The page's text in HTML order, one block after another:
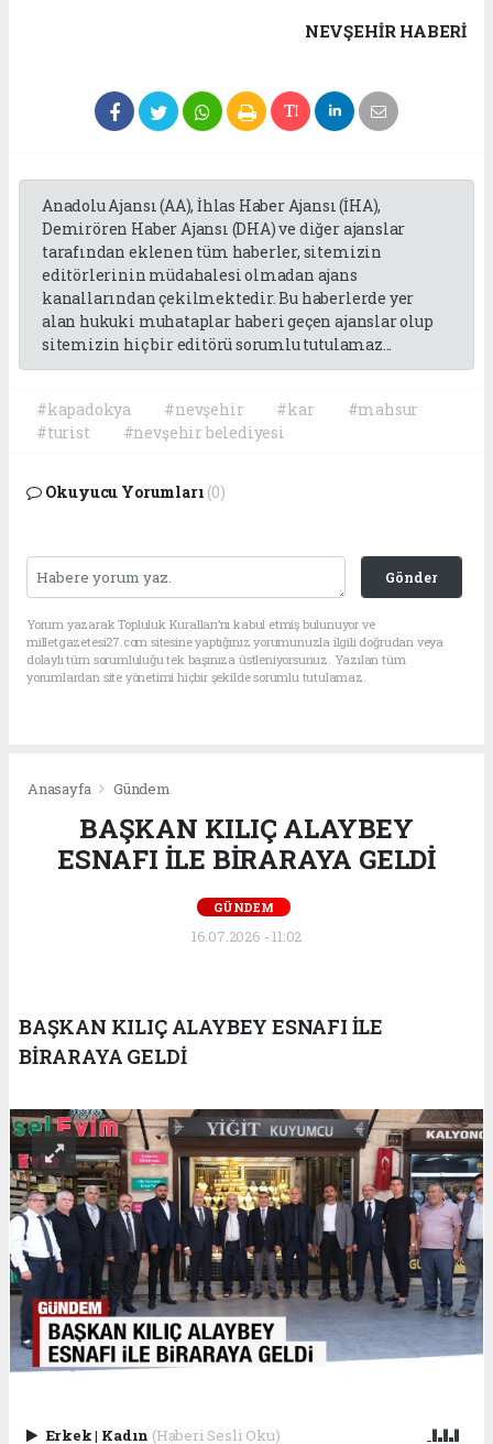
NEVŞEHIR HABERİ
Anadolu Ajansı (AA), İhlas Haber Ajansı (İHA),
Demirören Haber Ajansı (DHA) ve diğer ajanslar
tarafından eklenen tüm haberler, sitemizin
editörlerinin müdahalesi olmadan ajans
kanallarından çekilmektedir. Bu haberlerde yer
alan hukuki muhataplar haberi geçen ajanslar olup
sitemizin hiç bir editörü sorumlu tutulamaz...
#kapadokya #nevşehir #kar
#mahsur
#turist
#nevşehir belediyesi
Okuyucu Yorumları (0)
Gönder
Yorum yazarak Topluluk Kuralları’nı kabul etmiş bulunuyor ve
milletgazetesi27.com sitesine yaptığınız yorumunuzla ilgili doğrudan veya
dolaylı tüm sorumluluğu tek başınıza üstleniyorsunuz. Yazılan tüm
yorumlardan site yönetimi hiçbir şekilde sorumlu tutulamaz.
Anasayfa Gündem
BAŞKAN KILIÇ ALAYBEY
ESNAFI İLE BİRARAYA GELDİ
GÜNDEM
16.07.2026 - 11:02
BAŞKAN KILIÇ ALAYBEY ESNAFI İLE
BİRARAYA GELDİ
Erkek| Kadın (Haberi Sesli Oku)